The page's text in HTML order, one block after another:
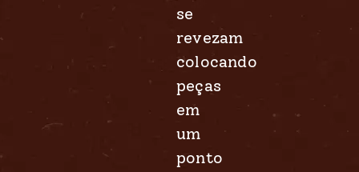
se
revezam
colocando
peças
em
um
ponto